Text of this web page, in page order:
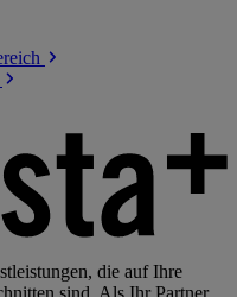
die auf Ihre
sind. Als Ihr Partner